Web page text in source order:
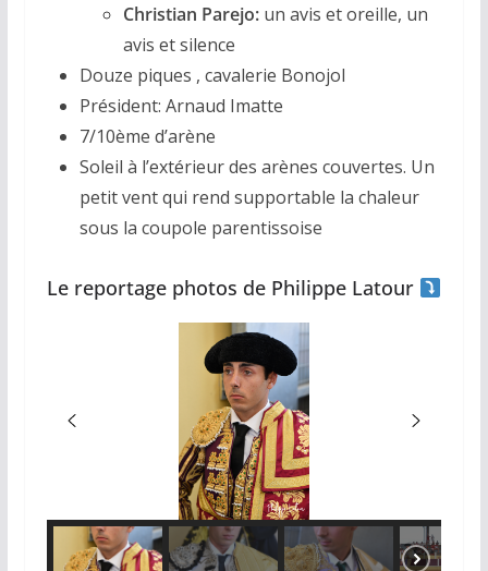
Christian Parejo:un avis et oreille, un
avis et silence
Douze piques , cavalerie Bonojol
Président: Arnaud Imatte
7/10ème d’arène
Soleil à l’extérieur des arènes couvertes. Un
petit vent qui rend supportable la chaleur
sous la coupole parentissoise
Le reportage photos de Philippe Latour